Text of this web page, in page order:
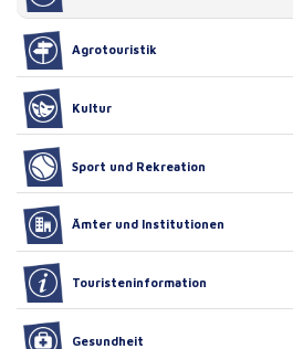
Agrotouristik
Kultur
Sport und Rekreation
Ämter und Institutionen
Touristeninformation
Gesundheit